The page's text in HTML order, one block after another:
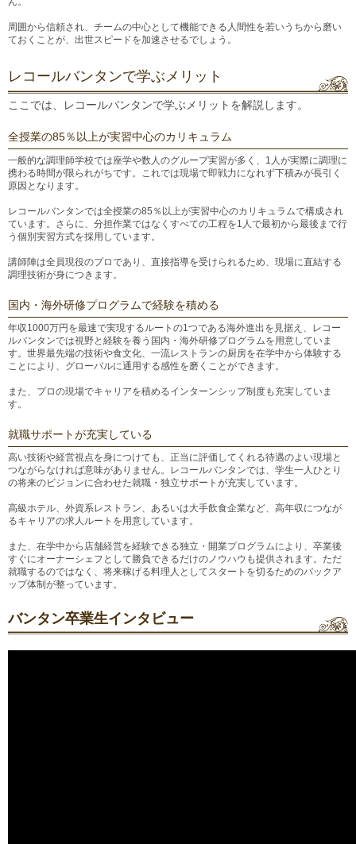
周囲から信頼され、チームの中心として機能できる人間性を若いうちから磨い
ておくことが、出世スピードを加速させるでしょう。
レコールバンタンで学ぶメリット
ここでは、レコールバンタンで学ぶメリットを解説します。
全授業の85％以上が実習中心のカリキュラム
一般的な調理師学校では座学や数人のグループ実習が多く、1人が実際に調理に
携わる時間が限られがちです。これでは現場で即戦力になれず下積みが長引く
原因となります。
レコールバンタンでは全授業の85％以上が実習中心のカリキュラムで構成され
ています。さらに、分担作業ではなくすべての工程を1人で最初から最後まで行
う個別実習方式を採用しています。
講師陣は全員現役のプロであり、直接指導を受けられるため、現場に直結する
調理技術が身につきます。
国内・海外研修プログラムで経験を積める
年収1000万円を最速で実現するルートの1つである海外進出を見据え、レコー
ルバンタンでは視野と経験を養う国内・海外研修プログラムを用意していま
す。世界最先端の技術や食文化、一流レストランの厨房を在学中から体験する
ことにより、グローバルに通用する感性を磨くことができます。
また、プロの現場でキャリアを積めるインターンシップ制度も充実していま
す。
就職サポートが充実している
高い技術や経営視点を身につけても、正当に評価してくれる待遇のよい現場と
つながらなければ意味がありません。レコールバンタンでは、学生一人ひとり
の将来のビジョンに合わせた就職・独立サポートが充実しています。
高級ホテル、外資系レストラン、あるいは大手飲食企業など、高年収につなが
るキャリアの求人ルートを用意しています。
また、在学中から店舗経営を経験できる独立・開業プログラムにより、卒業後
すぐにオーナーシェフとして勝負できるだけのノウハウも提供されます。ただ
就職するのではなく、将来稼げる料理人としてスタートを切るためのバックア
ップ体制が整っています。
バンタン卒業生インタビュー